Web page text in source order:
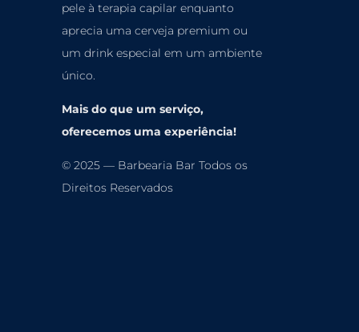
pele à terapia capilar enquanto
aprecia uma cerveja premium ou
um drink especial em um ambiente
único.
Mais do que um serviço,
oferecemos uma experiência!
© 2025 — Barbearia Bar Todos os
Direitos Reservados